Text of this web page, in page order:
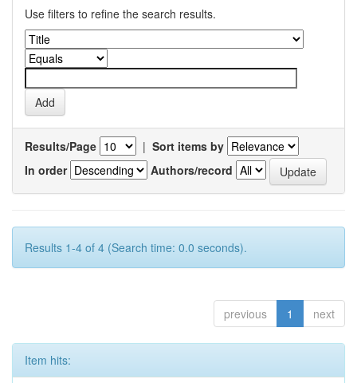
Use filters to refine the search results.
Results/Page | Sort items by
In order
Authors/record
Results 1-4 of 4 (Search time: 0.0 seconds).
previous 1 next
Item hits: